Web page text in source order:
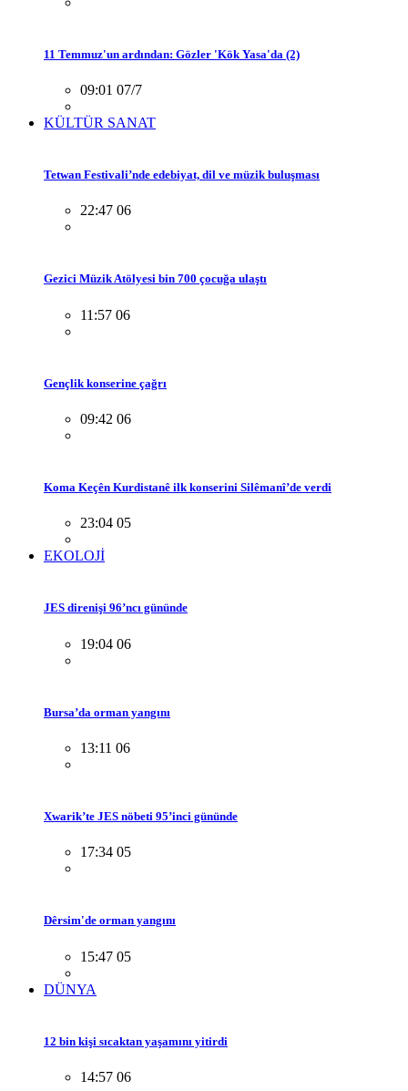
11 Temmuz'un ardından: Gözler 'Kök Yasa'da (2)
09:01 07/7
KÜLTÜR SANAT
Tetwan Festivali’nde edebiyat, dil ve müzik buluşması
22:47 06
Gezici Müzik Atölyesi bin 700 çocuğa ulaştı
11:57 06
Gençlik konserine çağrı
09:42 06
Koma Keçên Kurdistanê ilk konserini Silêmanî’de verdi
23:04 05
EKOLOJİ
JES direnişi 96’ncı gününde
19:04 06
Bursa’da orman yangını
13:11 06
Xwarik’te JES nöbeti 95’inci gününde
17:34 05
Dêrsim'de orman yangını
15:47 05
DÜNYA
12 bin kişi sıcaktan yaşamını yitirdi
14:57 06